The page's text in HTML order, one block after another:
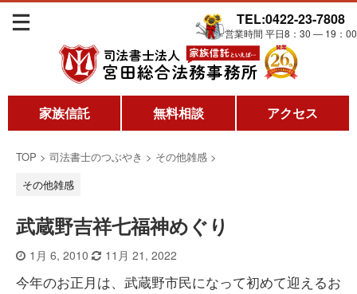
TEL:0422-23-7808
営業時間 平日8：30 ― 19：00
家族信託 無料相談 アクセス
TOP > 司法書士のつぶやき > その他雑感 >
その他雑感
武蔵野吉祥七福神めぐり
1月 6, 2010 11月 21, 2022
今年のお正月は、武蔵野市民になって初めて迎えるお